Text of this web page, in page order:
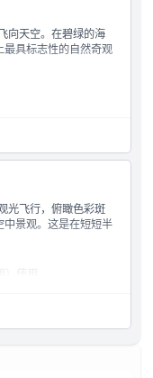
向天空。在碧绿的海
具标志性的自然奇观
岛屿和清澈水域的惊
位，享受最佳观光和
如绿岛、阿灵顿礁和
迁徙季节的鲸鱼等海
解，了解珊瑚礁的历
光飞行，俯瞰色彩斑
景观。这是在短短半
使用